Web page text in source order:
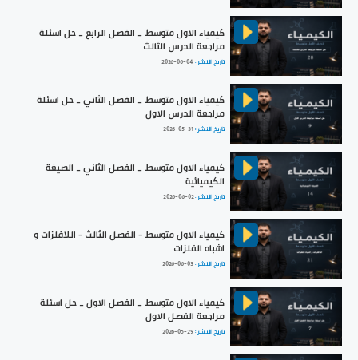
كيمياء الاول متوسط _ الفصل الرابع _ حل اسئلة
مراجعة الدرس الثالث
تاريخ النشر : 2026-06-04
كيمياء الاول متوسط _ الفصل الثاني _ حل اسئلة
مراجعة الدرس الاول
تاريخ النشر :2026-05-31
كيمياء الاول متوسط _ الفصل الثاني _ الصيغة
الكيميائية
تاريخ النشر :2026-06-02
كيمياء الاول متوسط - الفصل الثالث - اللافلزات و
اشباه الفلزات
تاريخ النشر :2026-06-03
كيمياء الاول متوسط _ الفصل الاول _ حل اسئلة
مراجعة الفصل الاول
تاريخ النشر :2026-05-29